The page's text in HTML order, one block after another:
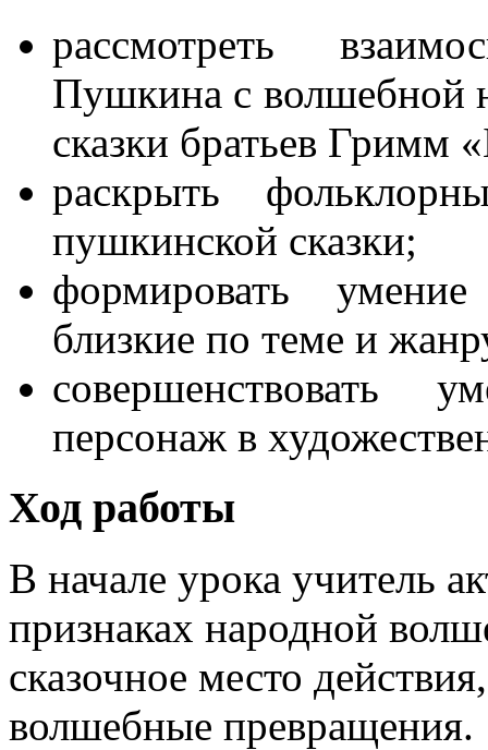
рассмотреть
Пушкина с волшебной
сказки братьев Гримм
раскрыть
пушкинской сказки;
формировать умение
близкие по теме и
совершенствовать
персонаж в
Ход работы
В начале урока учитель
признаках народной
сказочное место
волшебные превращения.